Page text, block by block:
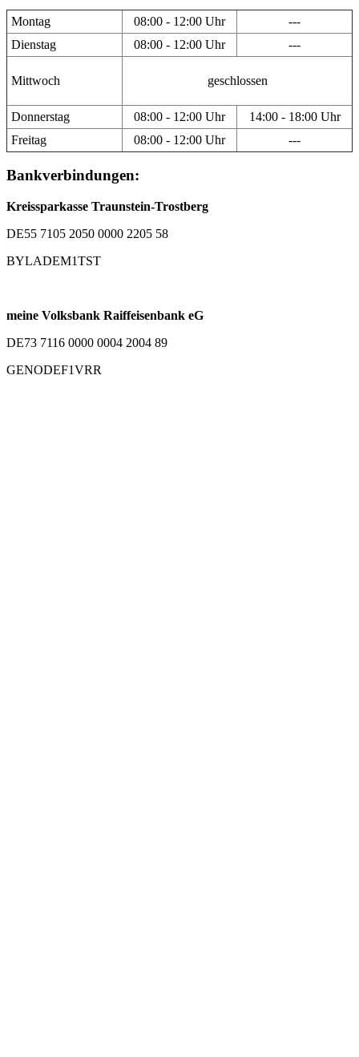
Montag 08:00 - 12:00 Uhr
---
Dienstag
08:00 - 12:00 Uhr ---
Mittwoch geschlossen
Donnerstag 08:00 - 12:00 Uhr
14:00 - 18:00 Uhr
Freitag
08:00 - 12:00 Uhr ---
Bankverbindungen:
Kreissparkasse Traunstein-Trostberg
DE55 7105 2050 0000 2205 58
BYLADEM1TST
meine Volksbank Raiffeisenbank eG
DE73 7116 0000 0004 2004 89
GENODEF1VRR